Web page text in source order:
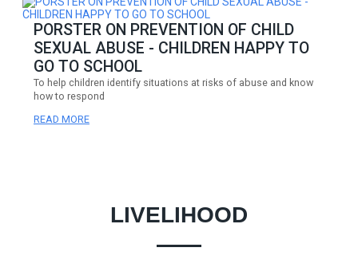
PORSTER ON PREVENTION OF CHILD
SEXUAL ABUSE - CHILDREN HAPPY TO
GO TO SCHOOL
To help children identify situations at risks of abuse and know
how to respond
READ MORE
LIVELIHOOD